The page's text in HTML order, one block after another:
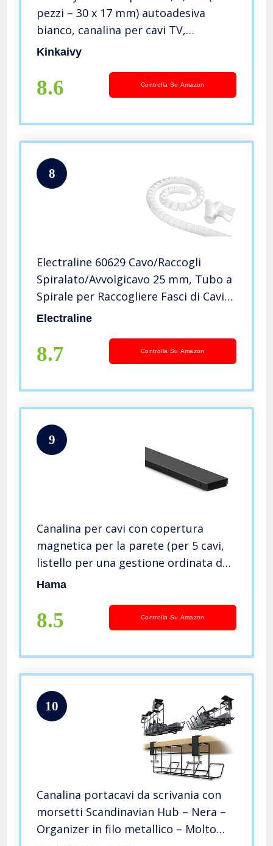
pezzi – 30 x 17 mm) autoadesiva
bianco, canalina per cavi TV,
copertura per cavi per computer a
Kinkaivy
8.6 Controlla Su Amazon
8
Electraline 60629 Cavo/Raccogli
Spiralato/Avvolgicavo 25 mm, Tubo a
Spirale per Raccogliere Fasci di Cavi
per PC, TV, Impianti Hi-Fi, Bianco, 1.8
Electraline
8.7 Controlla Su Amazon
9
Canalina per cavi con copertura
magnetica per la parete (per 5 cavi,
listello per una gestione ordinata dei
cavi TV, canalina per cavi e cavi
colore: nero
Hama
8.5 Controlla Su Amazon
10
Canalina portacavi da scrivania con
morsetti Scandinavian Hub – Nera –
Organizer in filo metallico – Molto